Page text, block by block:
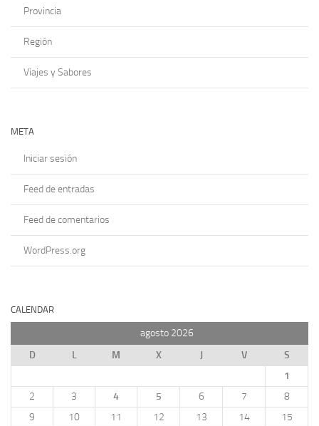
Provincia
Región
Viajes y Sabores
META
Iniciar sesión
Feed de entradas
Feed de comentarios
WordPress.org
CALENDAR
agosto 2026
D
L M X J V
S
1
2
3 4 5 6 7
8
9
10 11 12 13 14
15